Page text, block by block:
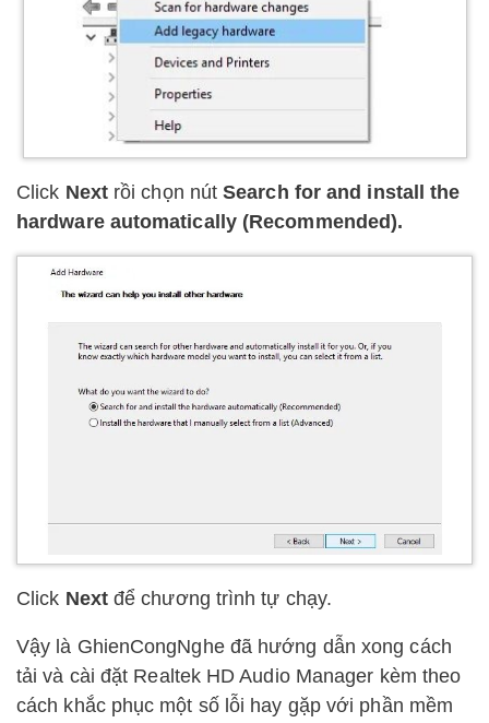
Click Nextrồi chọn nútSearch for and install the
hardware automatically (Recommended).
Click Next để chương trình tự chạy.
Vậy là GhienCongNghe đã hướng dẫn xong cách
tải và cài đặt Realtek HD Audio Manager kèm theo
cách khắc phục một số lỗi hay gặp với phần mềm